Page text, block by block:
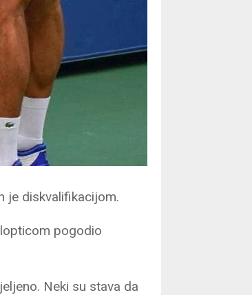
je diskvalifikacijom.
pogodio
Neki su stava da